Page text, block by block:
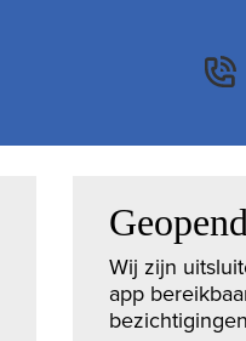
Wij zijn
app